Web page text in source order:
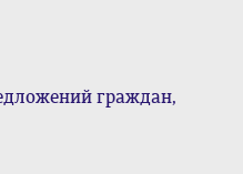
граждан,